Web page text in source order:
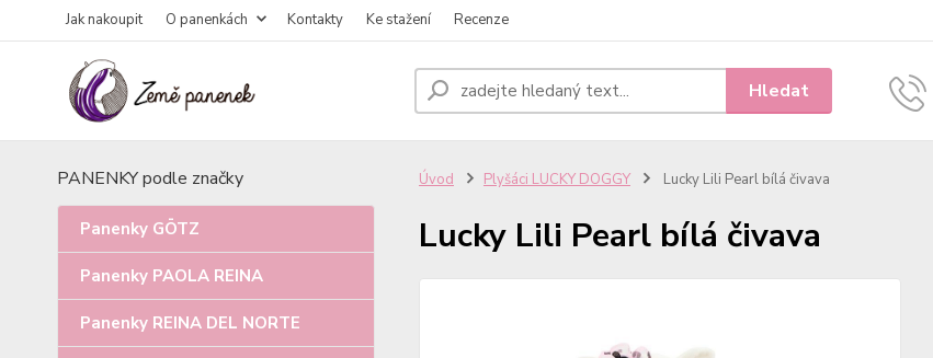
Jak nakoupit O panenkách Kontakty Ke stažení Recenze
Hledat
PANENKY podle značky
Panenky GÖTZ
Panenky PAOLA REINA
Panenky REINA DEL NORTE
Úvod Plyšáci LUCKY DOGGY Lucky Lili Pearl bílá čivava
Lucky Lili Pearl bílá čivava